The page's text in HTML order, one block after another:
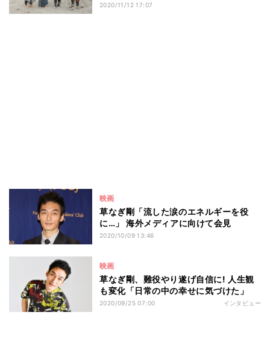
2020/11/12 17:07
映画
草なぎ剛「流した涙のエネルギーを役
に…」 海外メディアに向けて会見
2020/10/09 13:46
映画
草なぎ剛、難役やり遂げ自信に! 人生観
も変化「日常の中の幸せに気づけた」
2020/09/25 07:00 インタビュー